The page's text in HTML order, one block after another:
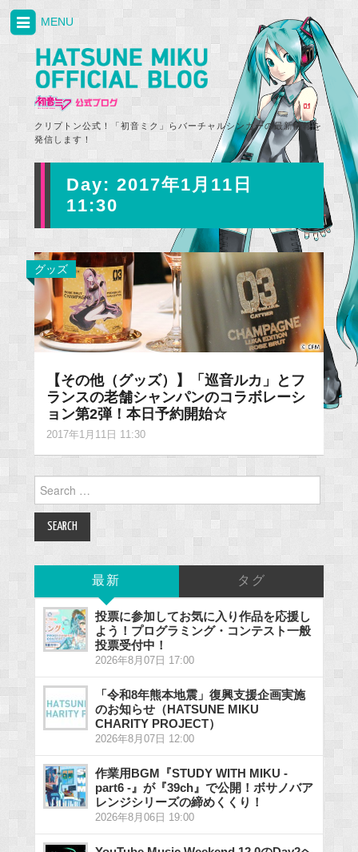
クリプトン公式！「初音ミク」らバーチャルシンガーの最新情報を
発信します！
MENU
Day: 2017年1月11日
11:30
グッズ
【その他（グッズ）】「巡音ルカ」とフ
ランスの老舗シャンパンのコラボレーシ
ョン第2弾！本日予約開始☆
2017年1月11日 11:30
for:
最新 タグ
投票に参加してお気に入り作品を応援し
よう！プログラミング・コンテスト一般
投票受付中！
2026年8月07日 17:00
「令和8年熊本地震」復興支援企画実施
のお知らせ（HATSUNE MIKU
CHARITY PROJECT）
2026年8月07日 12:00
作業用BGM『STUDY WITH MIKU -
part6 -』が『39ch』で公開！ボサノバア
レンジシリーズの締めくくり！
2026年8月06日 19:00